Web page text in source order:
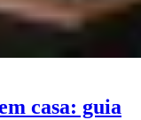
casa: guia